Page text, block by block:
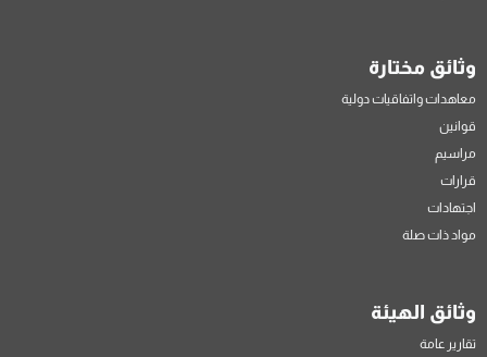
وثائق مختارة
معاهدات واتفاقيات دولية
قوانين
مراسيم
قرارات
اجتهادات
مواد ذات صلة
وثائق الهيئة
تقارير عامة